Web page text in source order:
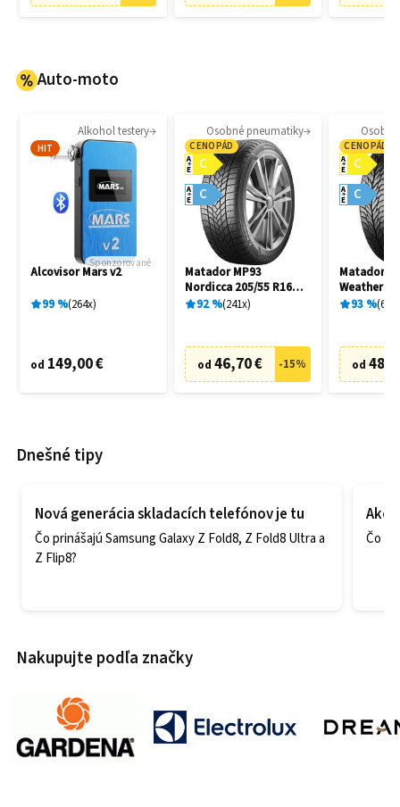
Auto-moto
Alkohol testery
HIT
Sponzorované
Alcovisor Mars v2
99% 264x
od 149,00 €
Osobné pneumatiky
CENOPÁD
C
A
E
C
A
E
Matador MP93
Nordicca 205/55 R16
91H
92% 241x
od 46,70 € -15%
CENOPÁD
C
A
E
C
A
E
Matador
Weather
R16 91H
93% 69
od
Dnešné tipy
Nová generácia skladacích telefónov je tu
Čo prinášajú Samsung Galaxy Z Fold8, Z Fold8 Ultra a
Z Flip8?
Ako
Čo
Nakupujte podľa značky